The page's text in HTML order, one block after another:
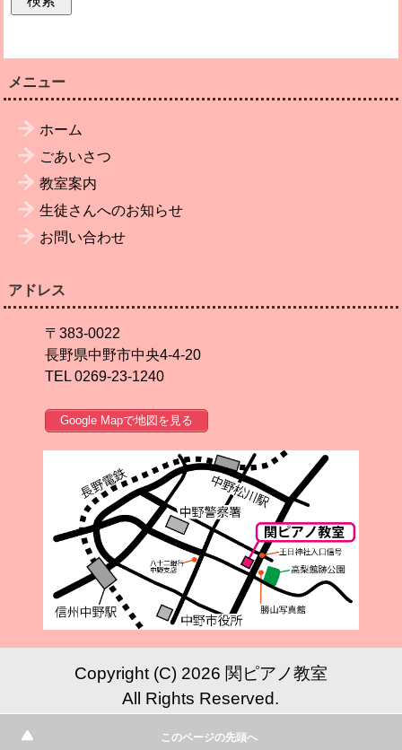
メニュー
ホーム
ごあいさつ
教室案内
生徒さんへのお知らせ
お問い合わせ
アドレス
〒383-0022
長野県中野市中央4-4-20
TEL 0269-23-1240
Google Mapで地図を見る
Copyright (C) 2026 関ピアノ教室
All Rights Reserved.
このページの先頭へ